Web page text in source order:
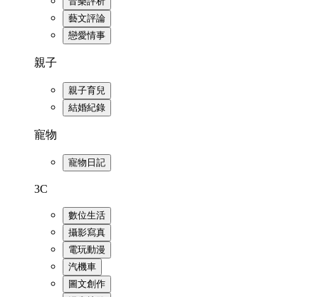
藝文評論
戀愛情事
親子
親子育兒
結婚紀錄
寵物
寵物日記
3C
數位生活
攝影寫真
電玩動漫
汽機車
圖文創作